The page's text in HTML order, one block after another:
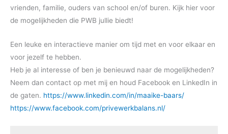
vrienden, familie, ouders van school en/of buren. Kijk hier voor
de mogelijkheden die PWB jullie biedt!
Een leuke en interactieve manier om tijd met en voor elkaar en
voor jezelf te hebben.
Heb je al interesse of ben je benieuwd naar de mogelijkheden?
Neem dan contact op met mij en houd Facebook en LinkedIn in
de gaten. https://www.linkedin.com/in/maaike-baars/
https://www.facebook.com/privewerkbalans.nl/